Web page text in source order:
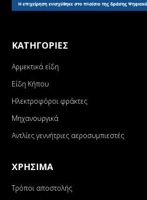
ΚΑΤΗΓΟΡΙΕΣ
Αρμεκτικά είδη
Είδη Κήπου
Ηλεκτροφόροι φράκτες
Μηχανουργικά
Αντλίες γεννήτριες αεροσυμπιεστές
ΧΡΗΣΙΜΑ
Τρόποι αποστολής